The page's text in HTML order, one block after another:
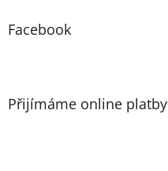
Facebook
Přijímáme online platby